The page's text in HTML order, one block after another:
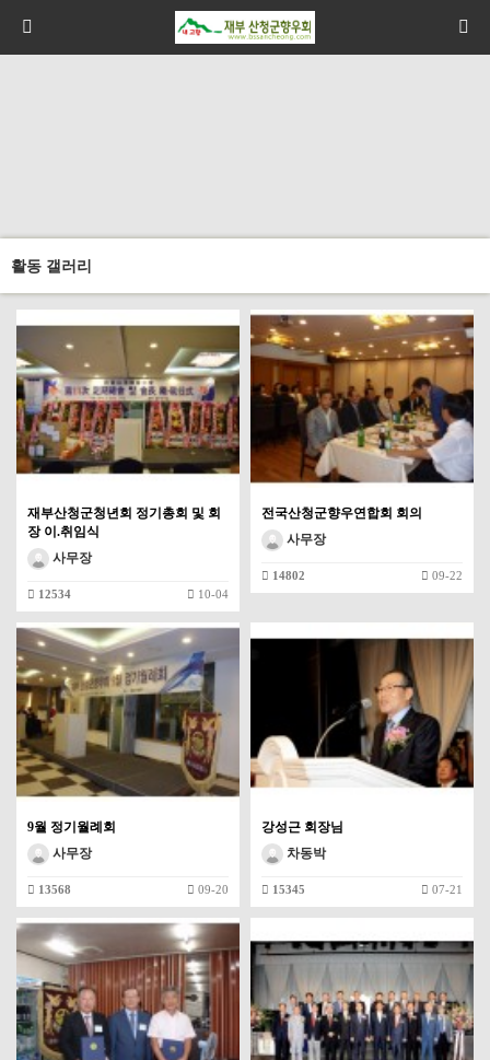
활동 갤러리
재부산청군청년회 정기총회 및 회
장 이.취임식
사무장
12534 10-04
전국산청군향우연합회 회의
사무장
14802 09-22
9월 정기월례회
사무장
13568 09-20
강성근 회장님
차동박
15345 07-21